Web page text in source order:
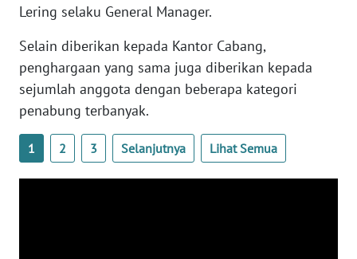
Lering selaku General Manager.
Selain diberikan kepada Kantor Cabang,
penghargaan yang sama juga diberikan kepada
sejumlah anggota dengan beberapa kategori
penabung terbanyak.
1 2 3 Selanjutnya Lihat Semua
WN
WN
JAMBI
SULTRA